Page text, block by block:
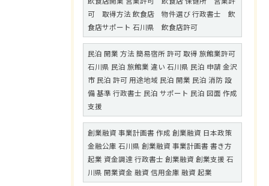
可 取得方法 飲食店 物件選び 行政書士 飲
食店サポート 石川県 飲食店許可
民泊 開業 方法 簡易宿所 許可 取得 旅館業許可
石川県 民泊 旅館業 違い 石川県 民泊 申請 金沢
市 民泊 許可 用途地域 民泊 開業 民泊 消防 設
備 基準 行政書士 民泊 サポート 民泊 図面 作成
支援
創業融資 事業計画書 作成 創業融資 日本政策
金融公庫 石川県 創業融資 事業計画書 書き方
起業 資金調達 行政書士 創業融資 創業支援 石
川県 開業資金 融資 信用金庫 融資 起業